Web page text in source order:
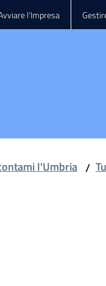
l'Impresa
l'Umbria /